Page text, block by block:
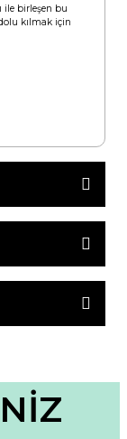
ile birleşen bu
kılmak için